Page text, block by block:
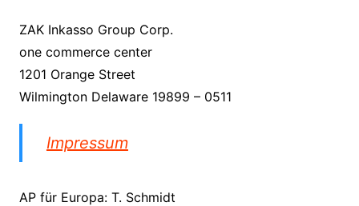
ZAK Inkasso Group Corp.
one commerce center
1201 Orange Street
Wilmington Delaware 19899 – 0511
Impressum
AP für Europa: T. Schmidt